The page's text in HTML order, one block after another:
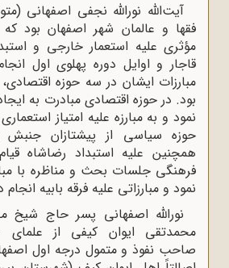
فقها و عالمان شهر اصفهان بود که
مؤثری علیه استعمار خارجی و
قاجار و اوایل دوره پهلوی اول
مبارزات ایشان در سه حوزه
بود. در حوزه اقتصادی مبادرت به
نمود و به مبارزه علیه امتیاز
حوزه سیاسی از پیشتازان
همچنین علیه استبداد رضاشاه
فرهنگی جلسات بحث و مناظره با
نمود و مبارزاتی علیه فرقه بابیه انجام
نورالله اصفهانی پسر حاج شیخ
محمدتقی ایوان کیفی از علمای
صاحب نفوذ و متمول درجه اول